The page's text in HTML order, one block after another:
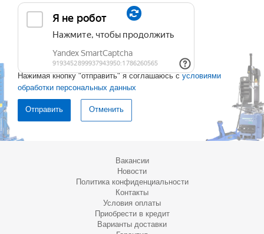
Нажимая кнопку "отправить" я соглашаюсь с условиями
обработки персональных данных
Отменить
Вакансии
Новости
Политика конфиденциальности
Контакты
Условия оплаты
Приобрести в кредит
Варианты доставки